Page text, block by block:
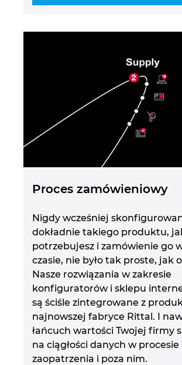
Proces zamówieniowy
Nigdy wcześniej
dokładnie takiego produktu,
potrzebujesz i zamówienie go
czasie, nie było tak proste, jak
Nasze rozwiązania w zakresie
konfiguratorów i sklepu
są ściśle zintegrowane z
najnowszej fabryce Rittal. I
łańcuch wartości Twojej firmy
na ciągłości danych w procesie
zaopatrzenia i poza nim.
Węgry
Zjednoczone Emiraty Arabskie